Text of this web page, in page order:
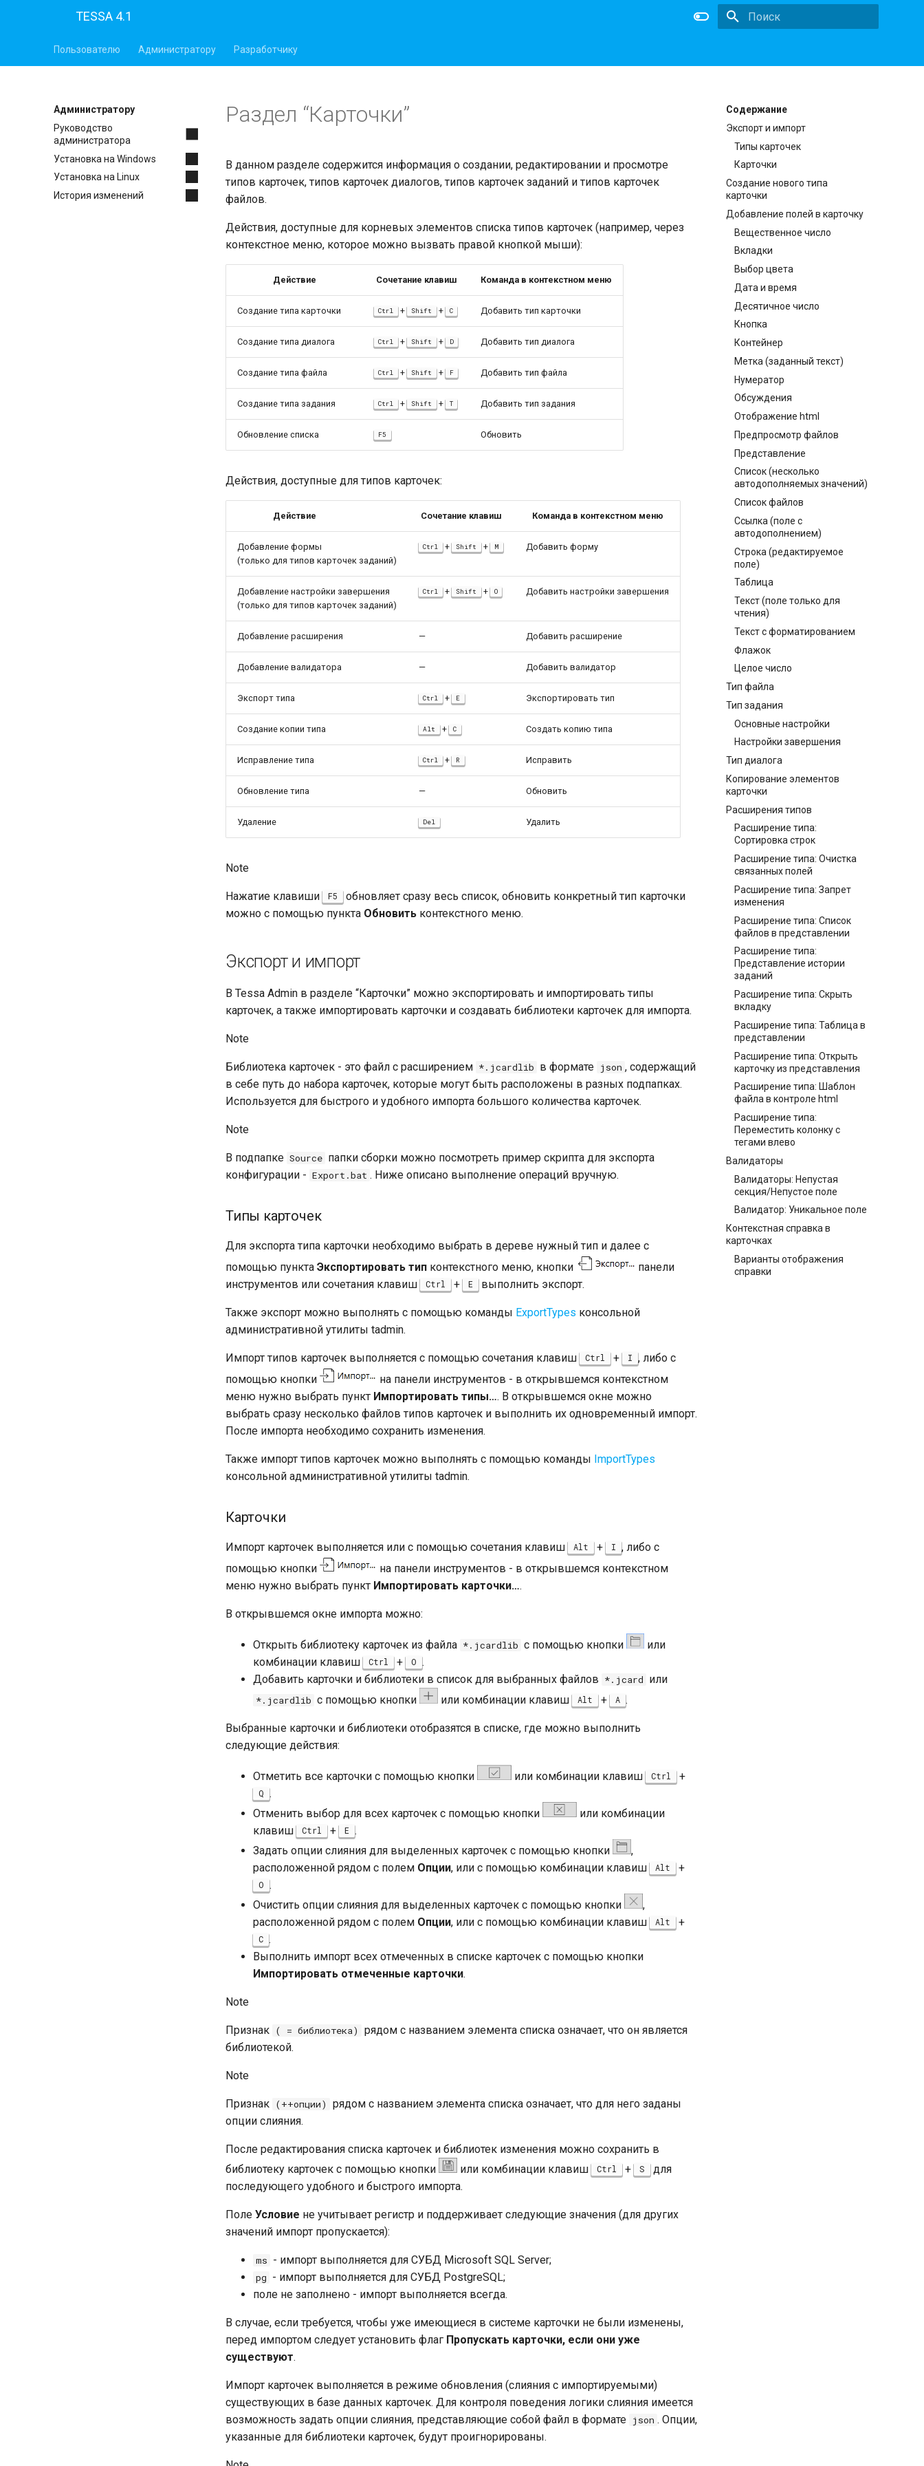
TESSA 4.1
Пользователю Администратору Разработчику
Администратору
Руководство
администратора
Установка на Windows
Установка на Linux
История изменений
Содержание
Экспорт и импорт
Типы карточек
Карточки
Создание нового типа
карточки
Добавление полей в карточку
Вещественное число
Вкладки
Выбор цвета
Дата и время
Десятичное число
Кнопка
Контейнер
Метка (заданный текст)
Нумератор
Обсуждения
Отображение html
Предпросмотр файлов
Представление
Список (несколько
автодополняемых значений)
Список файлов
Ссылка (поле с
автодополнением)
Строка (редактируемое
поле)
Таблица
Текст (поле только для
чтения)
Текст с форматированием
Флажок
Целое число
Тип файла
Тип задания
Основные настройки
Настройки завершения
Тип диалога
Копирование элементов
карточки
Расширения типов
Расширение типа:
Сортировка строк
Расширение типа: Очистка
связанных полей
Расширение типа: Запрет
изменения
Расширение типа: Список
файлов в представлении
Расширение типа:
Представление истории
заданий
Расширение типа: Скрыть
вкладку
Расширение типа: Таблица в
представлении
Расширение типа: Открыть
карточку из представления
Расширение типа: Шаблон
файла в контроле html
Расширение типа:
Переместить колонку с
тегами влево
Валидаторы
Валидаторы: Непустая
секция/Непустое поле
Валидатор: Уникальное поле
Контекстная справка в
карточках
Варианты отображения
справки
Раздел “Карточки”
В данном разделе содержится информация о создании, редактировании и просмотре
типов карточек, типов карточек диалогов, типов карточек заданий и типов карточек
файлов.
Действия, доступные для корневых элементов списка типов карточек (например, через
контекстное меню, которое можно вызвать правой кнопкой мыши):
Действие Сочетание клавиш Команда в контекстном меню
Создание типа карточки Ctrl + Shift + C Добавить тип карточки
Создание типа диалога Ctrl + Shift + D Добавить тип диалога
Создание типа файла Ctrl + Shift + F Добавить тип файла
Создание типа задания Ctrl + Shift + T Добавить тип задания
Обновление списка F5 Обновить
Действия, доступные для типов карточек:
Действие Сочетание клавиш Команда в контекстном меню
Добавление формы
(только для типов карточек заданий)
Ctrl + Shift + M Добавить форму
Добавление настройки завершения
(только для типов карточек заданий)
Ctrl + Shift + O Добавить настройки завершения
Добавление расширения — Добавить расширение
Добавление валидатора — Добавить валидатор
Экспорт типа Ctrl + E Экспортировать тип
Создание копии типа Alt + C Создать копию типа
Исправление типа Ctrl + R Исправить
Обновление типа — Обновить
Удаление Del Удалить
Note
Нажатие клавиши F5 обновляет сразу весь список, обновить конкретный тип карточки
можно с помощью пункта Обновить контекстного меню.
Экспорт и импорт
В Tessa Admin в разделе “Карточки” можно экспортировать и импортировать типы
карточек, а также импортировать карточки и создавать библиотеки карточек для импорта.
Note
Библиотека карточек - это файл с расширением *.jcardlib в формате json , содержащий
в себе путь до набора карточек, которые могут быть расположены в разных подпапках.
Используется для быстрого и удобного импорта большого количества карточек.
Note
В подпапке Sourсe папки сборки можно посмотреть пример скрипта для экспорта
конфигурации - Export.bat . Ниже описано выполнение операций вручную.
Типы карточек
Для экспорта типа карточки необходимо выбрать в дереве нужный тип и далее с
помощью пункта Экспортировать тип контекстного меню, кнопки
панели
инструментов или сочетания клавиш Ctrl + E выполнить экспорт.
Также экспорт можно выполнять с помощью команды ExportTypes консольной
административной утилиты tadmin.
Импорт типов карточек выполняется с помощью сочетания клавиш Ctrl + I , либо с
помощью кнопки
на панели инструментов - в открывшемся контекстном
меню нужно выбрать пункт Импортировать типы…. В открывшемся окне можно
выбрать сразу несколько файлов типов карточек и выполнить их одновременный импорт.
После импорта необходимо сохранить изменения.
Также импорт типов карточек можно выполнять с помощью команды ImportTypes
консольной административной утилиты tadmin.
Карточки
Импорт карточек выполняется или с помощью сочетания клавиш Alt + I , либо с
помощью кнопки
на панели инструментов - в открывшемся контекстном
меню нужно выбрать пункт Импортировать карточки….
В открывшемся окне импорта можно:
Открыть библиотеку карточек из файла *.jcardlib с помощью кнопки
или
комбинации клавиш Ctrl + O .
Добавить карточки и библиотеки в список для выбранных файлов *.jcard или
*.jcardlib с помощью кнопки или комбинации клавиш Alt + A .
Выбранные карточки и библиотеки отобразятся в списке, где можно выполнить
следующие действия:
Отметить все карточки с помощью кнопки или комбинации клавиш Ctrl +
Q .
Отменить выбор для всех карточек с помощью кнопки
или комбинации
клавиш Ctrl + E .
Задать опции слияния для выделенных карточек с помощью кнопки
,
расположенной рядом с полем Опции, или с помощью комбинации клавиш Alt +
O .
Очистить опции слияния для выделенных карточек с помощью кнопки
,
расположенной рядом с полем Опции, или с помощью комбинации клавиш Alt +
C .
Выполнить импорт всех отмеченных в списке карточек с помощью кнопки
Импортировать отмеченные карточки.
Note
Признак ( = библиотека)
рядом с названием элемента списка означает, что он является
библиотекой.
Note
Признак (++опции)
рядом с названием элемента списка означает, что для него заданы
опции слияния.
После редактирования списка карточек и библиотек изменения можно сохранить в
библиотеку карточек с помощью кнопки
или комбинации клавиш Ctrl + S для
последующего удобного и быстрого импорта.
Поле Условие не учитывает регистр и поддерживает следующие значения (для других
значений импорт пропускается):
ms - импорт выполняется для СУБД Microsoft SQL Server;
pg - импорт выполняется для СУБД PostgreSQL;
поле не заполнено - импорт выполняется всегда.
В случае, если требуется, чтобы уже имеющиеся в системе карточки не были изменены,
перед импортом следует установить флаг Пропускать карточки, если они уже
существуют.
Импорт карточек выполняется в режиме обновления (слияния с импортируемыми)
существующих в базе данных карточек. Для контроля поведения логики слияния имеется
возможность задать опции слияния, представляющие собой файл в формате json . Опции,
указанные для библиотеки карточек, будут проигнорированы.